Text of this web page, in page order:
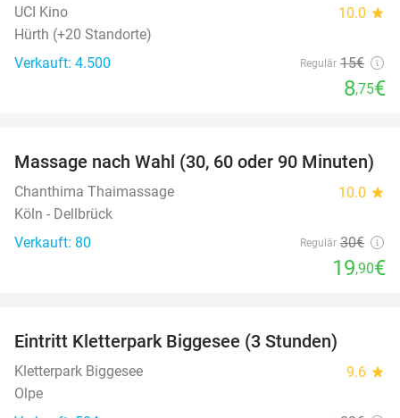
UCI Kino 10.0 star
Hürth (+20 Standorte)
Verkauft: 4.500
Regulär 15€
8,75€
34%
Massage nach Wahl (30, 60 oder 90 Minuten)
Chanthima Thaimassage 10.0 star
Köln - Dellbrück
Verkauft: 80
Regulär 30€
19,90€
Eintritt Kletterpark Biggesee (3 Stunden)
Kletterpark Biggesee 9.6 star
Olpe